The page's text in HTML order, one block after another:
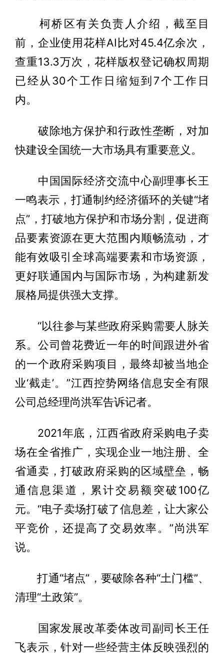
柯桥区有关负责人介绍，截至目
前，企业使用花样AI比对45.4亿余次，
查重13.3万次，花样版权登记确权周期
已经从30个工作日缩短到7个工作日
内。
破除地方保护和行政性垄断，对加
快建设全国统一大市场具有重要意义。
中国国际经济交流中心副理事长王
一鸣表示，打通制约经济循环的关键“堵
点”，打破地方保护和市场分割，促进商
品要素资源在更大范围内顺畅流动，才
能有效吸引全球高端要素和市场资源，
更好联通国内与国际市场，为构建新发
展格局提供强大支撑。
“以往参与某些政府采购需要人脉关
系。公司曾花费近一年的时间跟进外省
的一个政府采购项目，最终却被当地企
业‘截走’。”江西控势网络信息安全有限
公司总经理尚洪军告诉记者。
2021年底，江西省政府采购电子卖
场在全省推广，实现企业一地注册、全
省通卖，打破政府采购的区域壁垒，畅
通信息渠道，累计交易额突破100亿
元。“电子卖场打破了信息差，让大家公
平竞价，还提高了交易效率。”尚洪军
说。
打通“堵点”，要破除各种“土门槛”、
清理“土政策”。
国家发展改革委体改司副司长王任
飞表示，针对一些经营主体反映强烈的